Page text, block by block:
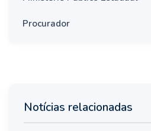
Procurador
Notícias relacionadas